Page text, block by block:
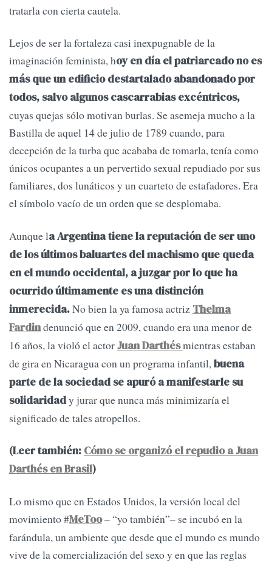
tratarla con cierta cautela.
Lejos de ser la fortaleza casi inexpugnable de la
imaginación feminista, hoy en día el patriarcado no es
más que un edificio destartalado abandonado por
todos, salvo algunos cascarrabias excéntricos,
cuyas quejas sólo motivan burlas. Se asemeja mucho a la
Bastilla de aquel 14 de julio de 1789 cuando, para
decepción de la turba que acababa de tomarla, tenía como
únicos ocupantes a un pervertido sexual repudiado por sus
familiares, dos lunáticos y un cuarteto de estafadores. Era
el símbolo vacío de un orden que se desplomaba.
Aunque la Argentina tiene la reputación de ser uno
de los últimos baluartes del machismo que queda
en el mundo occidental, a juzgar por lo que ha
ocurrido últimamente es una distinción
inmerecida.No bien la ya famosa actriz Thelma
Fardindenunció que en 2009, cuando era una menor de
16 años, la violó el actorJuan Darthésmientras estaban
de gira en Nicaragua con un programa infantil,buena
parte de la sociedad se apuró a manifestarle su
solidaridady jurar que nunca más minimizaría el
significado de tales atropellos.
(Leer también: Cómo se organizó el repudio a Juan
Darthés en Brasil)
Lo mismo que en Estados Unidos, la versión local del
movimiento #MeToo– “yo también”– se incubó en la
farándula, un ambiente que desde que el mundo es mundo
vive de la comercialización del sexo y en que las reglas